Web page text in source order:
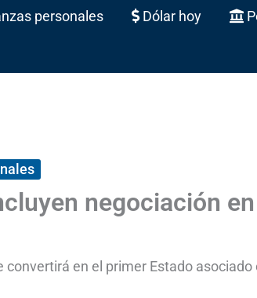
personales Dólar hoy
negociación en
en el primer Estado asociado